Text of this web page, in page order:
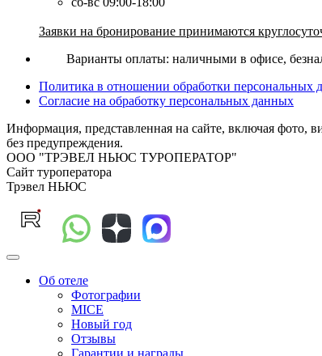
Заявки на бронирование принимаются
Варианты оплаты: наличными в офисе,
Политика в отношении обработки персональных
Согласие на обработку персональных данных
Информация, представленная на сайте, включая фото,
без предупреждения.
ООО "ТРЭВЕЛ НЬЮС ТУРОПЕРАТОР"
Сайт туроператора
Трэвел НЬЮС
Об отеле
Фотографии
MICE
Новый год
Отзывы
Гарантии и награды